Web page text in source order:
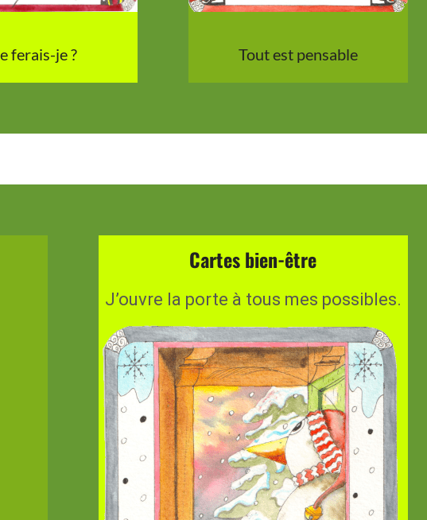
ferais-je ? Tout est pensable
Cartes bien-être
J’ouvre la porte à tous mes possibles.